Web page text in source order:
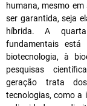
humana, mesmo
ser garantida, seja
híbrida. A
fundamentais está
biotecnologia, à
pesquisas
geração trata
tecnologias, como a